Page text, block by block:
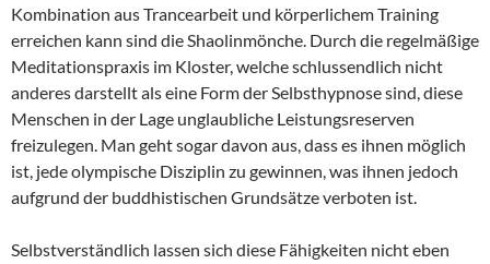
Kombination aus Trancearbeit und körperlichem Training
erreichen kann sind die Shaolinmönche. Durch die regelmäßige
Meditationspraxis im Kloster, welche schlussendlich nicht
anderes darstellt als eine Form der Selbsthypnose sind, diese
Menschen in der Lage unglaubliche Leistungsreserven
freizulegen. Man geht sogar davon aus, dass es ihnen möglich
ist, jede olympische Disziplin zu gewinnen, was ihnen jedoch
aufgrund der buddhistischen Grundsätze verboten ist.
Selbstverständlich lassen sich diese Fähigkeiten nicht eben